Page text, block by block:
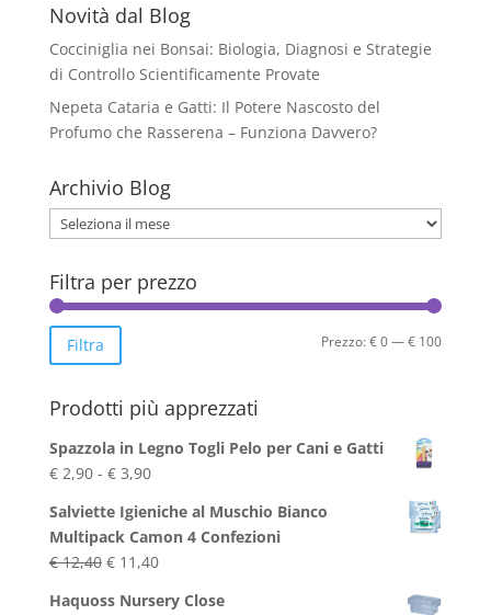
Le
opzioni
possono
scelte
nella
del
prodotto
Novità dal Blog
Cocciniglia nei Bonsai: Biologia, Diagnosi e Strategie
di Controllo Scientificamente Provate
Nepeta Cataria e Gatti: Il Potere Nascosto del
Profumo che Rasserena – Funziona Davvero?
Archivio Blog
Archivio
Blog
Filtra per prezzo
Prezzo
Prezzo
Filtra Prezzo:€ 0—€ 100
Prodotti più apprezzati
Spazzola in Legno Togli Pelo per Cani e Gatti
€2,90 - €3,90Fascia
prezzo:
da
€ 2,90
a
Salviette Igieniche al Muschio Bianco
Multipack Camon 4 Confezioni
€12,40 Il
originale
€11,40Il
attuale
Haquoss Nursery Close